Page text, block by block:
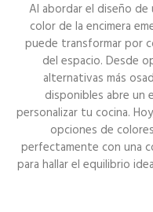
Al abordar el diseño de
color de la encimera
puede transformar por
del espacio. Desde
alternativas más
disponibles abre un
personalizar tu cocina.
opciones de
perfectamente con una
para hallar el equilibrio